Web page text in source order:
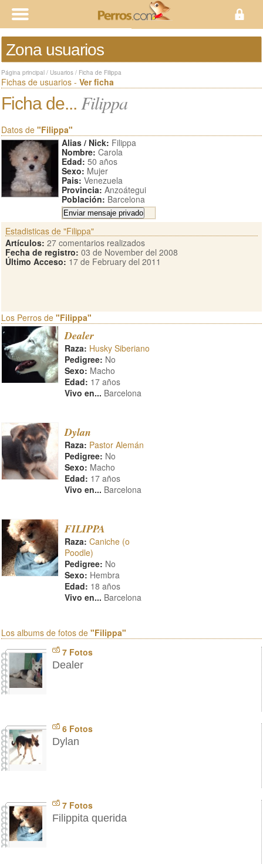
Zona usuarios
Página principal / Usuarios / Ficha de Filippa
Fichas de usuarios - Ver ficha
Ficha de... Filippa
Datos de "Filippa"
Alias / Nick: Filippa
Nombre: Carola
Edad: 50 años
Sexo: Mujer
Pais: Venezuela
Provincia: Anzoátegui
Población: Barcelona
Estadisticas de "Filippa"
Artículos: 27 comentarios realizados
Fecha de registro: 03 de November del 2008
Último Acceso: 17 de February del 2011
Los Perros de "Filippa"
Dealer
Raza: Husky Siberiano
Pedigree: No
Sexo: Macho
Edad: 17 años
Vivo en... Barcelona
Dylan
Raza: Pastor Alemán
Pedigree: No
Sexo: Macho
Edad: 17 años
Vivo en... Barcelona
FILIPPA
Raza: Caniche (o
Poodle)
Pedigree: No
Sexo: Hembra
Edad: 18 años
Vivo en... Barcelona
Los albums de fotos de "Filippa"
7 Fotos
Dealer
6 Fotos
Dylan
7 Fotos
Filippita querida